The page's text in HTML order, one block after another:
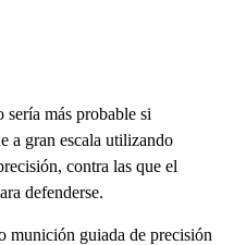
más probable si
a gran escala utilizando
contra las que el
defenderse.
munición guiada de precisión